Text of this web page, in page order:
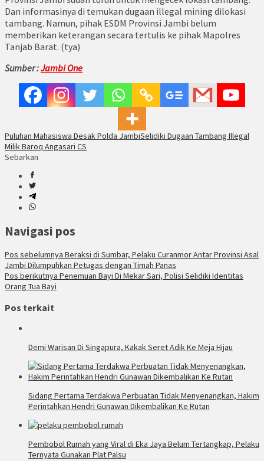
Dan informasinya di temukan dugaan illegal mining dilokasi
tambang. Namun, pihak ESDM Provinsi Jambi belum
memberikan keterangan secara tertulis ke pihak Mapolres
Tanjab Barat. (tya)
Sumber :Jambi One
Puluhan Mahasiswa Desak Polda JambiSelidiki Dugaan Tambang Illegal
Milik Baroq Angasari CS
Sebarkan
Navigasi pos
Pos sebelumnya Beraksi di Sumbar, Pelaku Curanmor Antar Provinsi Asal
Jambi Dilumpuhkan Petugas dengan Timah Panas
Pos berikutnya Penemuan Bayi Di Mekar Sari, Polisi Selidiki Identitas
Orang Tua Bayi
Pos terkait
Demi Warisan Di Singapura, Kakak Seret Adik Ke Meja Hijau
Sidang Pertama Terdakwa Perbuatan Tidak Menyenangkan, Hakim
Perintahkan Hendri Gunawan Dikembalikan Ke Rutan
Pembobol Rumah yang Viral di Eka Jaya Belum Tertangkap, Pelaku
Ternyata Gunakan Plat Palsu